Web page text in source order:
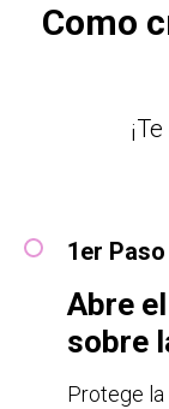
Como
1er Paso
Abre
sobre
Protege la